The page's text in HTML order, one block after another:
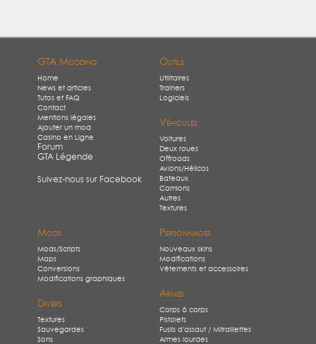
GTA Modding
Home
News et articles
Tutos et FAQ
Contact
Mentions légales
Ajouter un mod
Casino en Ligne
Forum
GTA Légende
Suivez-nous sur Facebook
Outils
Utilitaires
Trainers
Logiciels
Véhicules
Voitures
Deux roues
Offroads
Avions/Hélicos
Bateaux
Camions
Autres
Textures
Mods
Mods/Scripts
Maps
Conversions
Modifications graphiques
Divers
Textures
Sauvegardes
Sons
Personnages
Nouveaux skins
Modifications
Vêtements et accessoires
Armes
Corps à corps
Pistolets
Fusils d'assaut / Mitraillettes
Armes lourdes